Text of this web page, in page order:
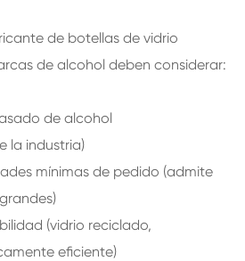
de botellas de vidrio
de alcohol deben considerar:
de alcohol
la industria)
mínimas de pedido (admite
(vidrio reciclado,
eficiente)